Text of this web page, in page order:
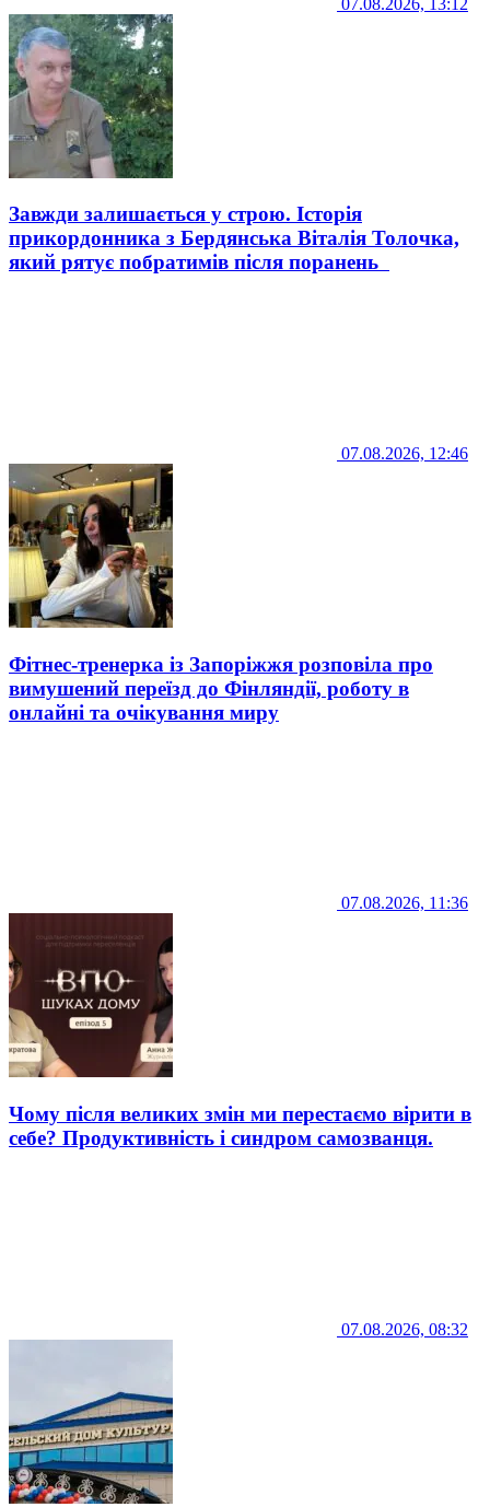
Завжди залишається у строю. Історія
прикордонника з Бердянська Віталія Толочка,
який рятує побратимів після поранень
07.08.2026, 12:46
Фітнес-тренерка із Запоріжжя розповіла про
вимушений переїзд до Фінляндії, роботу в
онлайні та очікування миру
07.08.2026, 11:36
Чому після великих змін ми перестаємо вірити в
себе? Продуктивність і синдром самозванця.
07.08.2026, 08:32